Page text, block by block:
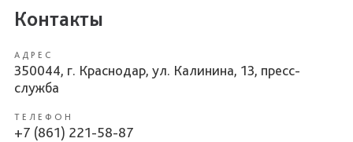
Контакты
АДРЕС
350044, г. Краснодар, ул. Калинина, 13, пресс-
служба
ТЕЛЕФОН
+7 (861) 221-58-87